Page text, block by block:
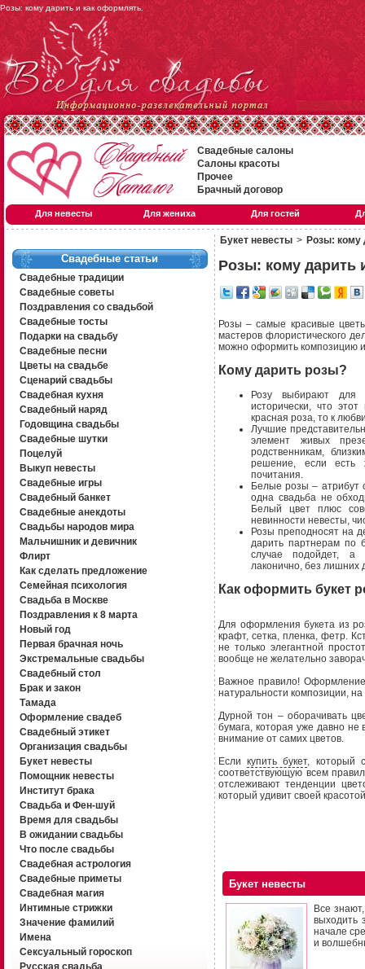
Розы: кому дарить и как оформлять.
Свадебные салоны
Салоны красоты
Прочее
Брачный договор
Для невесты Для жениха Для гостей
Свадебные статьи
Свадебные традиции
Свадебные советы
Поздравления со свадьбой
Свадебные тосты
Подарки на свадьбу
Свадебные песни
Цветы на свадьбе
Сценарий свадьбы
Свадебная кухня
Свадебный наряд
Годовщина свадьбы
Свадебные шутки
Поцелуй
Выкуп невесты
Свадебные игры
Свадебный банкет
Свадебные анекдоты
Свадьбы народов мира
Мальчишник и девичник
Флирт
Как сделать предложение
Семейная психология
Свадьба в Москве
Поздравления к 8 марта
Новый год
Первая брачная ночь
Экстремальные свадьбы
Свадебный стол
Брак и закон
Тамада
Оформление свадеб
Свадебный этикет
Организация свадьбы
Букет невесты
Помощник невесты
Институт брака
Свадьба и Фен-шуй
Время для свадьбы
В ожидании свадьбы
Что после свадьбы
Свадебная астрология
Свадебные приметы
Свадебная магия
Интимные стрижки
Значение фамилий
Имена
Сексуальный гороскоп
Русская свадьба
Букет невесты > Розы: кому
Розы: кому дарить
Розы – самые красивые
мастеров флористического
можно оформить композицию
Кому дарить розы?
Розу выбирают для
исторически, что
красная роза, то к
Лучшие
элемент живых
родственникам,
решение, если есть
почитания.
Белые розы – атрибут
одна свадьба не
Белый цвет плюс
невинности невесты,
Розы преподносят на
дарить партнерам по
случае подойдет, а
лаконично, без лишних
Как оформить букет
Для оформления букета из
крафт, сетка, пленка, фетр.
не только элегантной
вообще не желательно
Важное правило!
натуральности композиции,
Дурной тон – оборачивать
бумага, которая уже давно не
внимание от самих цветов.
Есликупить букет, который
соответствующую всем
отслеживают тенденции
который удивит своей
Букет невесты
Все
выходить
начале
и